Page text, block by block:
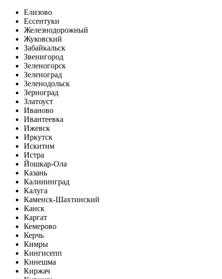
Елизово
Ессентуки
Железнодорожный
Жуковский
Забайкальск
Звенигород
Зеленогорск
Зеленоград
Зеленодольск
Зерноград
Златоуст
Иваново
Ивантеевка
Ижевск
Иркутск
Искитим
Истра
Йошкар-Ола
Казань
Калининград
Калуга
Каменск-Шахтинский
Канск
Каргат
Кемерово
Керчь
Кимры
Кингисепп
Кинешма
Киржач